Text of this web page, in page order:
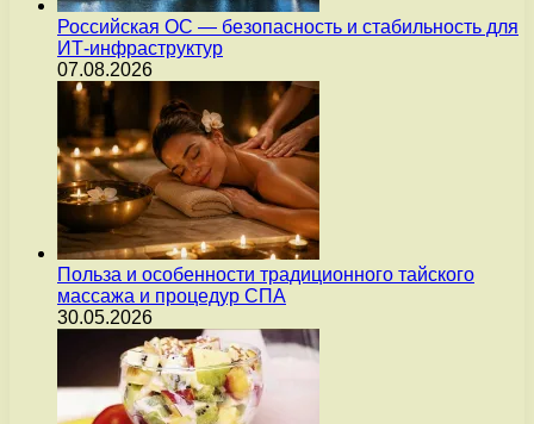
Российская ОС — безопасность и стабильность для
ИТ-инфраструктур
07.08.2026
Польза и особенности традиционного тайского
массажа и процедур СПА
30.05.2026